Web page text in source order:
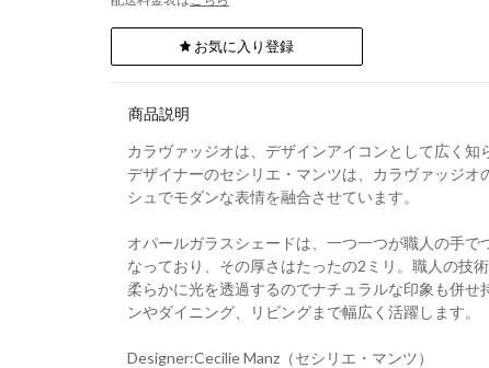
お気に入り登録
商品説明
カラヴァッジオは、デザインアイコンとして広く知
デザイナーのセシリエ・マンツは、カラヴァッジ
シュでモダンな表情を融合させています。
オパールガラスシェードは、一つ一つが職人の手
なっており、その厚さはたったの2ミリ。職人の技
柔らかに光を透過するのでナチュラルな印象も併
ンやダイニング、リビングまで幅広く活躍します。
Designer:Cecilie Manz（セシリエ・マンツ）